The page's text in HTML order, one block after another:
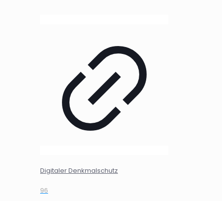
Digitaler Denkmalschutz
96